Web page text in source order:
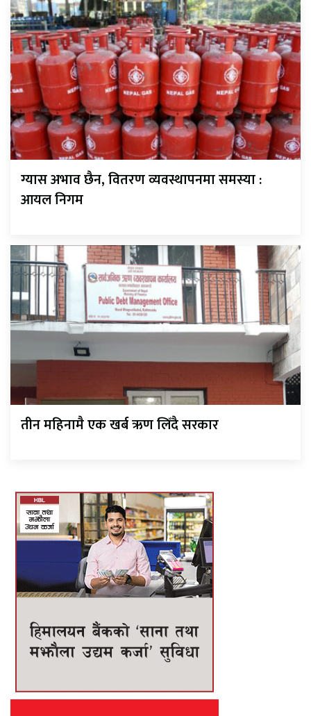
ग्यास अभाव छैन, वितरण व्यवस्थापनमा समस्या :
आयल निगम
तीन महिनामै एक खर्ब ऋण लिँदै सरकार